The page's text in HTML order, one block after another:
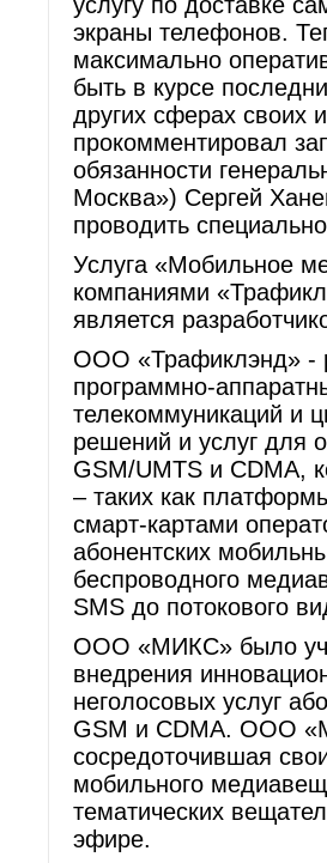
экраны телефонов.
максимально
быть в курсе
других сферах своих
прокомментировал
обязанности
Москва») Сергей
проводить
Услуга «Мобильное
компаниями
является
ООО «Трафиклэнд» -
программно-
телекоммуникаций и
решений и услуг для
GSM/UMTS и CDMA,
– таких как
смарт-картами
абонентских
беспроводного
SMS до потокового
ООО «МИКС» было
внедрения
неголосовых услуг
GSM и CDMA. ООО
сосредоточившая
мобильного
тематических
эфире.